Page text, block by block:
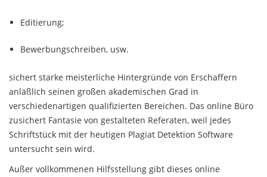
Editierung;
Bewerbungschreiben, usw.
sichert starke meisterliche Hintergründe von Erschaffern
anläßlich seinen großen akademischen Grad in
verschiedenartigen qualifizierten Bereichen. Das online Büro
zusichert Fantasie von gestalteten Referaten, weil jedes
Schriftstück mit der heutigen Plagiat Detektion Software
untersucht sein wird.
Außer vollkommenen Hilfsstellung gibt dieses online